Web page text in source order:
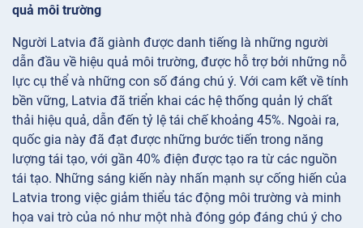
quả môi trường
Người Latvia đã giành được danh tiếng là những người
dẫn đầu về hiệu quả môi trường, được hỗ trợ bởi những nỗ
lực cụ thể và những con số đáng chú ý. Với cam kết về tính
bền vững, Latvia đã triển khai các hệ thống quản lý chất
thải hiệu quả, dẫn đến tỷ lệ tái chế khoảng 45%. Ngoài ra,
quốc gia này đã đạt được những bước tiến trong năng
lượng tái tạo, với gần 40% điện được tạo ra từ các nguồn
tái tạo. Những sáng kiến này nhấn mạnh sự cống hiến của
Latvia trong việc giảm thiểu tác động môi trường và minh
họa vai trò của nó như một nhà đóng góp đáng chú ý cho